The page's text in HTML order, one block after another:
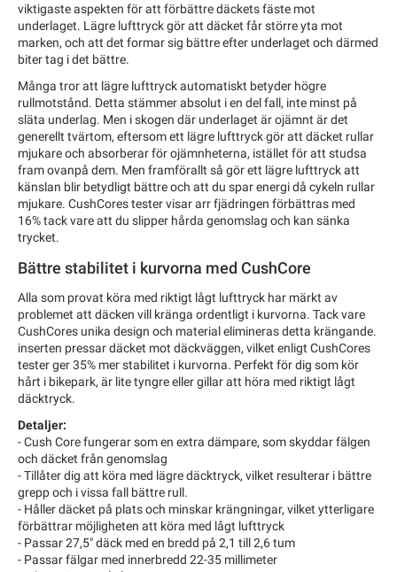
viktigaste aspekten för att förbättre däckets fäste mot
underlaget. Lägre lufttryck gör att däcket får större yta mot
marken, och att det formar sig bättre efter underlaget och därmed
biter tag i det bättre.
Många tror att lägre lufttryck automatiskt betyder högre
rullmotstånd. Detta stämmer absolut i en del fall, inte minst på
släta underlag. Men i skogen där underlaget är ojämnt är det
generellt tvärtom, eftersom ett lägre lufttryck gör att däcket rullar
mjukare och absorberar för ojämnheterna, istället för att studsa
fram ovanpå dem. Men framförallt så gör ett lägre lufttryck att
känslan blir betydligt bättre och att du spar energi då cykeln rullar
mjukare. CushCores tester visar arr fjädringen förbättras med
16% tack vare att du slipper hårda genomslag och kan sänka
trycket.
Bättre stabilitet i kurvorna med CushCore
Alla som provat köra med riktigt lågt lufttryck har märkt av
problemet att däcken vill kränga ordentligt i kurvorna. Tack vare
CushCores unika design och material elimineras detta krängande.
inserten pressar däcket mot däckväggen, vilket enligt CushCores
tester ger 35% mer stabilitet i kurvorna. Perfekt för dig som kör
hårt i bikepark, är lite tyngre eller gillar att höra med riktigt lågt
däcktryck.
Detaljer:
- Cush Core fungerar som en extra dämpare, som skyddar fälgen
och däcket från genomslag
- Tillåter dig att köra med lägre däcktryck, vilket resulterar i bättre
grepp och i vissa fall bättre rull.
- Håller däcket på plats och minskar krängningar, vilket ytterligare
förbättrar möjligheten att köra med lågt lufttryck
- Passar 27,5" däck med en bredd på 2,1 till 2,6 tum
- Passar fälgar med innerbredd 22-35 millimeter